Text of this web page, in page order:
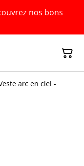
nos bons
arc en ciel -